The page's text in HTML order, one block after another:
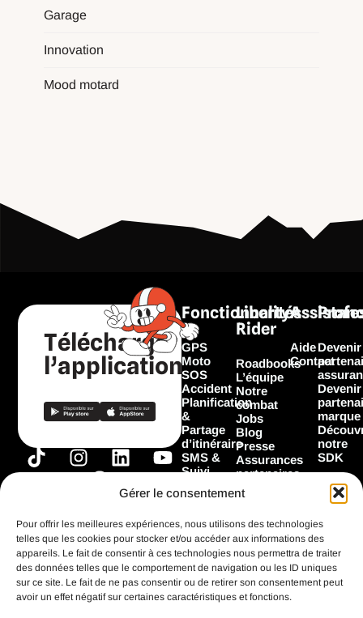
Gérer le consentement
Pour offrir les meilleures expériences, nous utilisons des technologies
telles que les cookies pour stocker et/ou accéder aux informations des
appareils. Le fait de consentir à ces technologies nous permettra de traiter
des données telles que le comportement de navigation ou les ID uniques
sur ce site. Le fait de ne pas consentir ou de retirer son consentement peut
avoir un effet négatif sur certaines caractéristiques et fonctions.
Garage
Innovation
Mood motard
Télécharger
l’application
T
i
o
k
I
n
a
g
r
a
L
i
n
e
d
i
n
Y
o
u
u
b
e
a
b
o
o
k
Fonctionnalités
GPS
Moto
SOS
Accident
Planification
&
Partage
d’itinéraire
SMS &
Suivi
Les
Toutes les
fonctionnalités
Liberty
Rider
Roadbooks
L’équipe
Notre
combat
Jobs
Blog
Presse
Assurances
partenaires
Marques
partenaires
Aide
Contact
Devenir
Devenir
marque
notre
SDK